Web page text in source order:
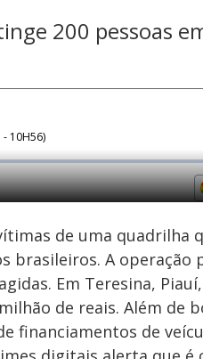
200 pessoas
10H56)
de uma quadrilha
brasileiros. A
Em Teresina,
de reais. Além de
financiamentos de